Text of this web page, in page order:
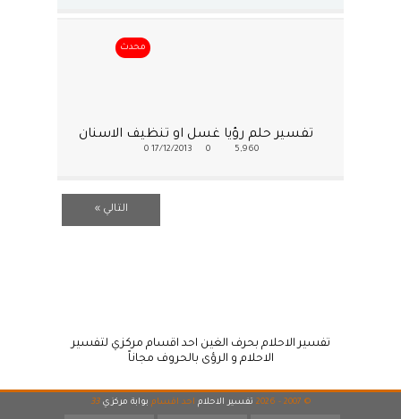
محدث
تفسير حلم رؤيا غسل او تنظيف الاسنان
5,960
17/12/2013
0
التالي »
تفسير الاحلام بحرف الغين احد اقسام مركزي لتفسير
الاحلام و الرؤى بالحروف مجاناً
© 2007 - 2026 تفسير الاحلام احد اقسام بوابة مركزي 33